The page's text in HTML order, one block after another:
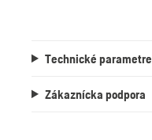
Technické parametre
Zákaznícka podpora